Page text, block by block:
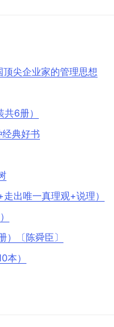
顶尖企业家的管理思想
6册）
典好书
出唯一真理观+说理）
）〔陈舜臣〕
本）